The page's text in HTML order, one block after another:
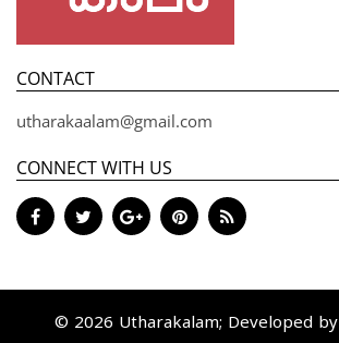
CONTACT
utharakaalam@gmail.com
CONNECT WITH US
© 2026 Utharakalam; Developed by